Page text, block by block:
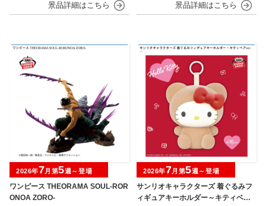
ワンピース THEORAMA SOUL-ROR
ONOA ZORO-
2026年7月第5週～登場
サンリオキャラクターズ 着ぐるみフ
ィギュアキーホルダー～キティベアv
2026年7月第5週～登場